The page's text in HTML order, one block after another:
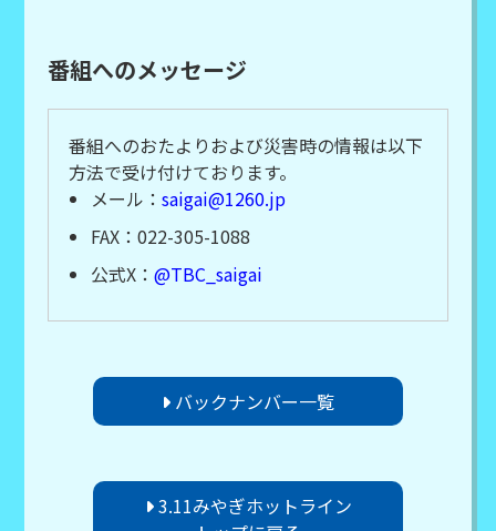
番組へのメッセージ
番組へのおたよりおよび災害時の情報は以下
方法で受け付けております。
メール： saigai@1260.jp
FAX：022-305-1088
公式X： @TBC_saigai
バックナンバー一覧
3.11みやぎホットライン